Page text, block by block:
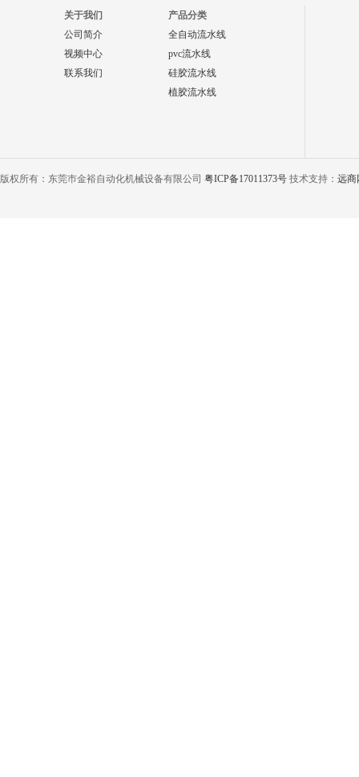
关于我们
公司简介
视频中心
联系我们
产品分类
全自动流水线
pvc流水线
硅胶流水线
植胶流水线
版权所有：东莞巿金裕自动化机械设备有限公司 粤ICP备17011373号 技术支持： 远商